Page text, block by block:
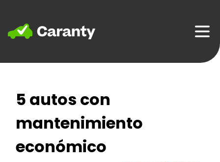
Home
5 autos con
mantenimiento
económico